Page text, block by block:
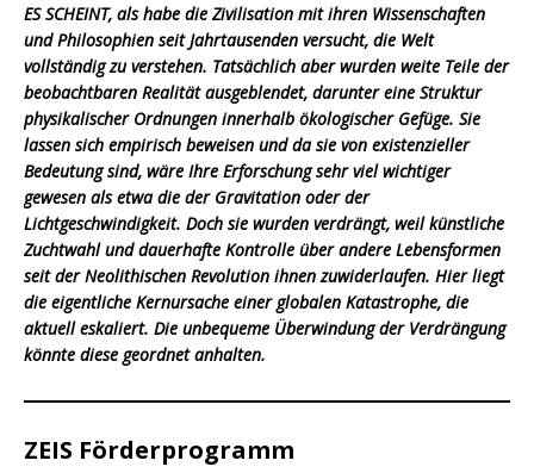
ES SCHEINT, als habe die Zivilisation mit ihren Wissenschaften
und Philosophien seit Jahrtausenden versucht, die Welt
vollständig zu verstehen. Tatsächlich aber wurden weite Teile der
beobachtbaren Realität ausgeblendet, darunter eine Struktur
physikalischer Ordnungen innerhalb ökologischer Gefüge. Sie
lassen sich empirisch beweisen und da sie von existenzieller
Bedeutung sind, wäre Ihre Erforschung sehr viel wichtiger
gewesen als etwa die der Gravitation oder der
Lichtgeschwindigkeit. Doch sie wurden verdrängt, weil künstliche
Zuchtwahl und dauerhafte Kontrolle über andere Lebensformen
seit der Neolithischen Revolution ihnen zuwiderlaufen. Hier liegt
die eigentliche Kernursache einer globalen Katastrophe, die
aktuell eskaliert. Die unbequeme Überwindung der Verdrängung
könnte diese geordnet anhalten.
ZEIS Förderprogramm